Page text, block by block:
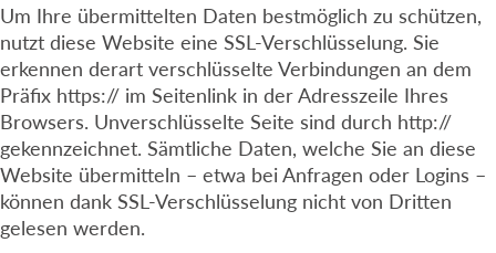
Um Ihre übermittelten Daten bestmöglich zu schützen,
nutzt diese Website eine SSL-Verschlüsselung. Sie
erkennen derart verschlüsselte Verbindungen an dem
Präfix https:// im Seitenlink in der Adresszeile Ihres
Browsers. Unverschlüsselte Seite sind durch http://
gekennzeichnet. Sämtliche Daten, welche Sie an diese
Website übermitteln – etwa bei Anfragen oder Logins –
können dank SSL-Verschlüsselung nicht von Dritten
gelesen werden.